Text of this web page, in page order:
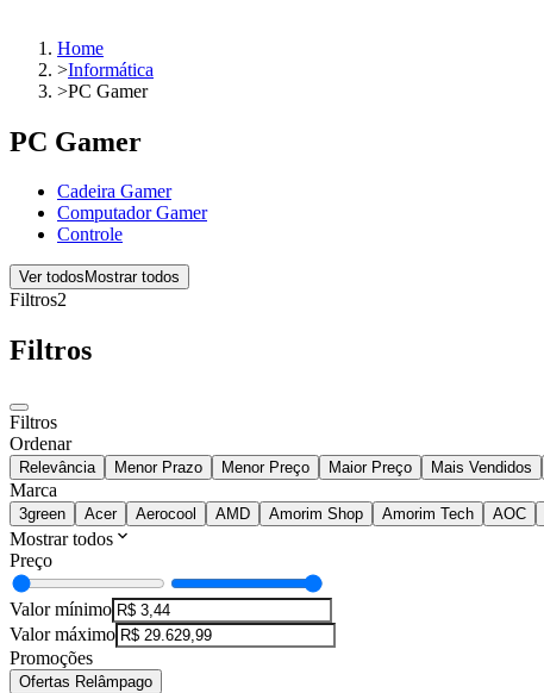
Home
>Informática
>PC Gamer
PC Gamer
Cadeira Gamer
Computador Gamer
Controle
Ver todos Mostrar todos
Filtros2
Filtros
Filtros
Ordenar
Relevância Menor Prazo Menor Preço Maior Preço Mais Vendidos
Marca
3green Acer Aerocool AMD Amorim Shop Amorim Tech AOC
Mostrar todos
Preço
Valor mínimo
Valor máximo
Promoções
Ofertas Relâmpago